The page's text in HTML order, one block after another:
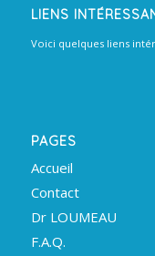
LIENS
Voici quelques liens
PAGES
Accueil
Contact
Dr LOUMEAU
F.A.Q.